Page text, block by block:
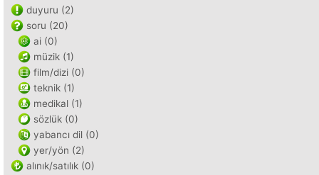
duyuru (2)
soru (20)
ai (0)
müzik (1)
film/dizi (0)
teknik (1)
medikal (1)
sözlük (0)
yabancı dil (0)
yer/yön (2)
alınık/satılık (0)